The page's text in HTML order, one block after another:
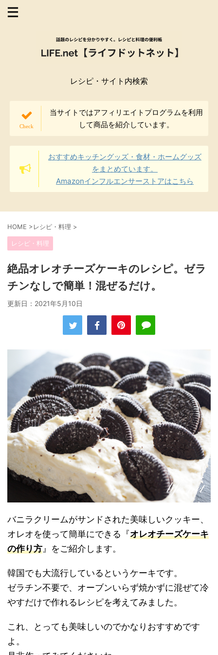
レシピ・サイト内検索
当サイトではアフィリエイトプログラムを利用
して商品を紹介しています。
おすすめキッチングッズ・食材・ホームグッズ
をまとめています。
Amazonインフルエンサーストアはこちら
HOME >レシピ・料理 >
レシピ・料理
絶品オレオチーズケーキのレシピ。ゼラ
チンなしで簡単！混ぜるだけ。
更新日： 2021年5月10日
バニラクリームがサンドされた美味しいクッキー、
オレオを使って簡単にできる『オレオチーズケーキ
の作り方 』をご紹介します。
韓国でも大流行しているというケーキです。
ゼラチン不要で、オーブンいらず焼かずに混ぜて冷
やすだけで作れるレシピを考えてみました。
これ、とっても美味しいのでかなりおすすめです
よ。